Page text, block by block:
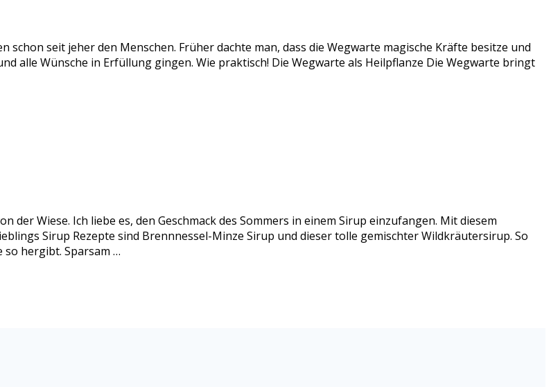
seit jeher den Menschen. Früher dachte man, dass die Wegwarte magische Kräfte besitze und
alle Wünsche in Erfüllung gingen. Wie praktisch! Die Wegwarte als Heilpflanze Die Wegwarte bringt
Wiese. Ich liebe es, den Geschmack des Sommers in einem Sirup einzufangen. Mit diesem
Sirup Rezepte sind Brennnessel-Minze Sirup und dieser tolle gemischter Wildkräutersirup. So
so hergibt. Sparsam …